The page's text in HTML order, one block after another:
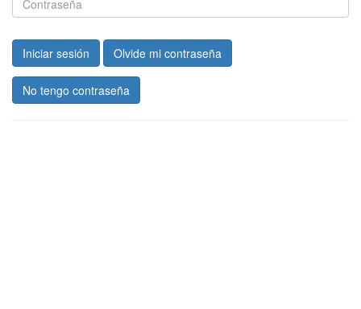
Iniciar sesión Olvide mi contraseña
No tengo contraseña